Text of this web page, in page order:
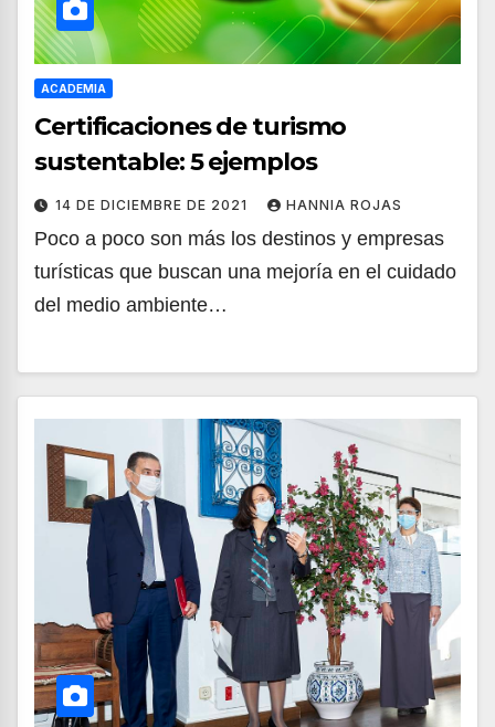
ACADEMIA
Certificaciones de turismo
sustentable: 5 ejemplos
14 DE DICIEMBRE DE 2021 HANNIA ROJAS
Poco a poco son más los destinos y empresas
turísticas que buscan una mejoría en el cuidado
del medio ambiente…